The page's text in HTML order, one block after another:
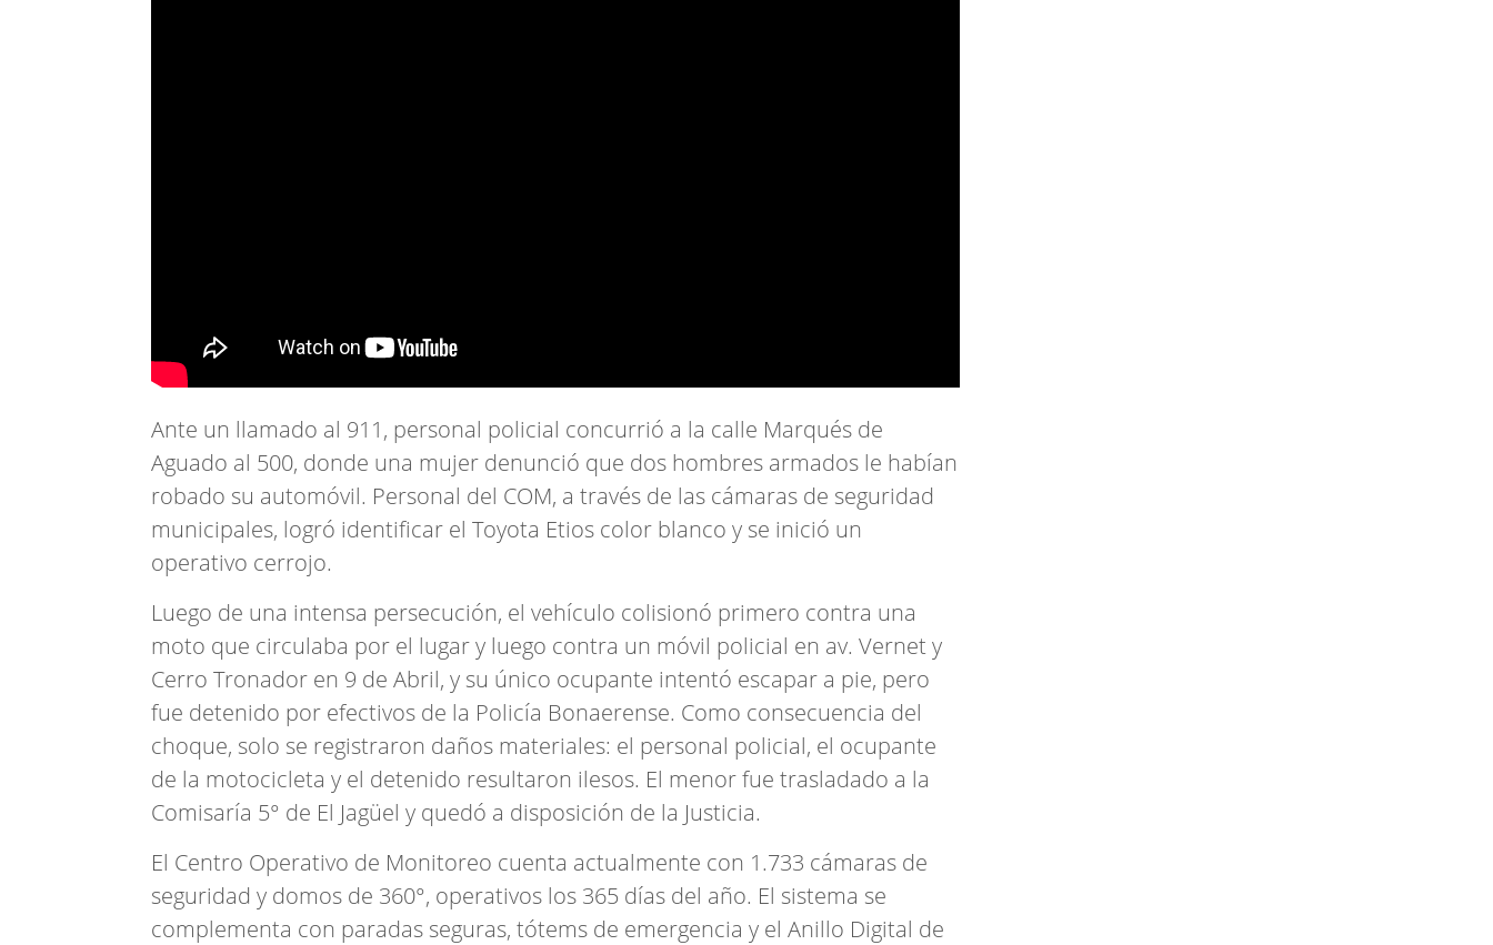
Ante un llamado al 911, personal policial concurrió a la calle Marqués de
Aguado al 500, donde una mujer denunció que dos hombres armados le habían
robado su automóvil. Personal del COM, a través de las cámaras de seguridad
municipales, logró identificar el Toyota Etios color blanco y se inició un
operativo cerrojo.
Luego de una intensa persecución, el vehículo colisionó primero contra una
moto que circulaba por el lugar y luego contra un móvil policial en av. Vernet y
Cerro Tronador en 9 de Abril, y su único ocupante intentó escapar a pie, pero
fue detenido por efectivos de la Policía Bonaerense. Como consecuencia del
choque, solo se registraron daños materiales: el personal policial, el ocupante
de la motocicleta y el detenido resultaron ilesos. El menor fue trasladado a la
Comisaría 5° de El Jagüel y quedó a disposición de la Justicia.
El Centro Operativo de Monitoreo cuenta actualmente con 1.733 cámaras de
seguridad y domos de 360°, operativos los 365 días del año. El sistema se
complementa con paradas seguras, tótems de emergencia y el Anillo Digital de